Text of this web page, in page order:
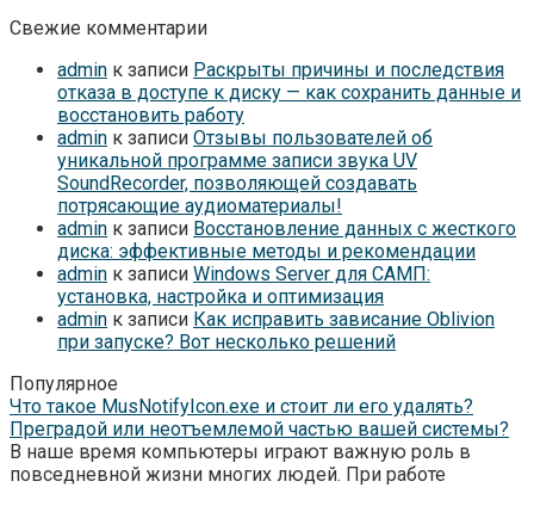
Свежие комментарии
admin к записи Раскрыты причины и последствия
отказа в доступе к диску — как сохранить данные и
восстановить работу
admin к записи Отзывы пользователей об
уникальной программе записи звука UV
SoundRecorder, позволяющей создавать
потрясающие аудиоматериалы!
admin к записи Восстановление данных с жесткого
диска: эффективные методы и рекомендации
admin к записи Windows Server для САМП:
установка, настройка и оптимизация
admin к записи Как исправить зависание Oblivion
при запуске? Вот несколько решений
Популярное
Что такое MusNotifyIcon.exe и стоит ли его удалять?
Преградой или неотъемлемой частью вашей системы?
В наше время компьютеры играют важную роль в
повседневной жизни многих людей. При работе